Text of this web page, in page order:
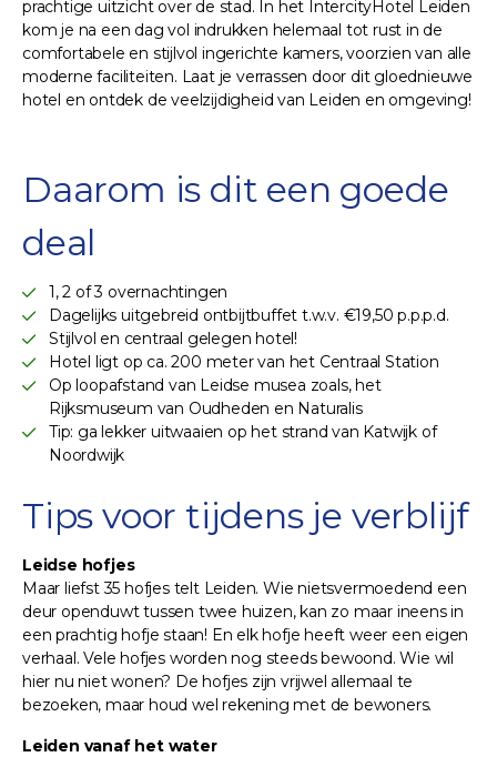
prachtige uitzicht over de stad. In het IntercityHotel Leiden
kom je na een dag vol indrukken helemaal tot rust in de
comfortabele en stijlvol ingerichte kamers, voorzien van alle
moderne faciliteiten. Laat je verrassen door dit gloednieuwe
hotel en ontdek de veelzijdigheid van Leiden en omgeving!
Daarom is dit een goede
deal
1, 2 of 3 overnachtingen
Dagelijks uitgebreid ontbijtbuffet t.w.v. €19,50 p.p.p.d.
Stijlvol en centraal gelegen hotel!
Hotel ligt op ca. 200 meter van het Centraal Station
Op loopafstand van Leidse musea zoals, het
Rijksmuseum van Oudheden en Naturalis
Tip: ga lekker uitwaaien op het strand van Katwijk of
Noordwijk
Tips voor tijdens je verblijf
Leidse hofjes
Maar liefst 35 hofjes telt Leiden. Wie nietsvermoedend een
deur openduwt tussen twee huizen, kan zo maar ineens in
een prachtig hofje staan! En elk hofje heeft weer een eigen
verhaal. Vele hofjes worden nog steeds bewoond. Wie wil
hier nu niet wonen? De hofjes zijn vrijwel allemaal te
bezoeken, maar houd wel rekening met de bewoners.
Leiden vanaf het water